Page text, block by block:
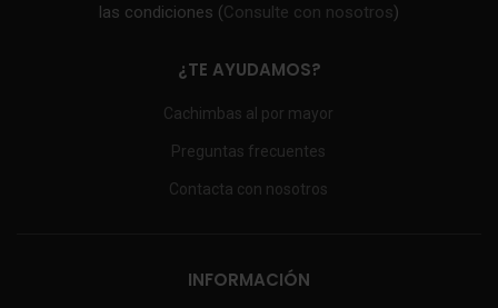
las condiciones (Consulte con nosotros)
¿TE AYUDAMOS?
Cachimbas al por mayor
Preguntas frecuentes
Contacta con nosotros
INFORMACIÓN